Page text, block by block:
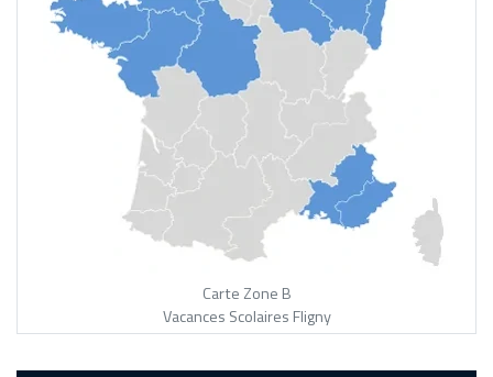
Carte Zone B
Vacances Scolaires Fligny